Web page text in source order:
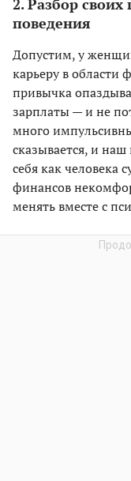
2. Разбор
поведения
Допустим, у
карьеру в области
привычка
зарплаты — и не
много
сказывается, и
себя как человека
финансов
менять вместе с